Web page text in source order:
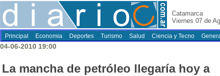
Catamarca
Viernes 07 de
Principal Economia Deportes Turismo Salud Ciencia y Tecno
04-06-2010 19:00
La mancha de petróleo llegaría hoy a